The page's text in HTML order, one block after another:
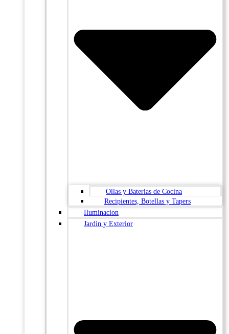
Ollas y Baterias de Cocina
Recipientes, Botellas y Tapers
Iluminacion
Jardin y Exterior